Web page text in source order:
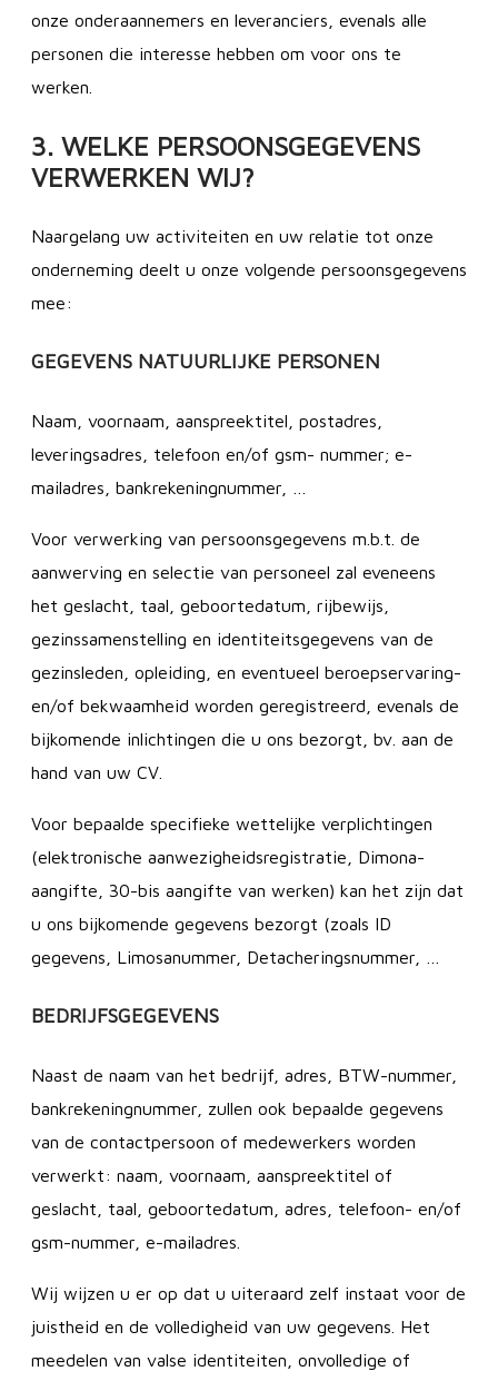
onze onderaannemers en leveranciers, evenals alle
personen die interesse hebben om voor ons te
werken.
3. WELKE PERSOONSGEGEVENS
VERWERKEN WIJ?
Naargelang uw activiteiten en uw relatie tot onze
onderneming deelt u onze volgende persoonsgegevens
mee:
GEGEVENS NATUURLIJKE PERSONEN
Naam, voornaam, aanspreektitel, postadres,
leveringsadres, telefoon en/of gsm- nummer; e-
mailadres, bankrekeningnummer, …
Voor verwerking van persoonsgegevens m.b.t. de
aanwerving en selectie van personeel zal eveneens
het geslacht, taal, geboortedatum, rijbewijs,
gezinssamenstelling en identiteitsgegevens van de
gezinsleden, opleiding, en eventueel beroepservaring-
en/of bekwaamheid worden geregistreerd, evenals de
bijkomende inlichtingen die u ons bezorgt, bv. aan de
hand van uw CV.
Voor bepaalde specifieke wettelijke verplichtingen
(elektronische aanwezigheidsregistratie, Dimona-
aangifte, 30-bis aangifte van werken) kan het zijn dat
u ons bijkomende gegevens bezorgt (zoals ID
gegevens, Limosanummer, Detacheringsnummer, …
BEDRIJFSGEGEVENS
Naast de naam van het bedrijf, adres, BTW-nummer,
bankrekeningnummer, zullen ook bepaalde gegevens
van de contactpersoon of medewerkers worden
verwerkt: naam, voornaam, aanspreektitel of
geslacht, taal, geboortedatum, adres, telefoon- en/of
gsm-nummer, e-mailadres.
Wij wijzen u er op dat u uiteraard zelf instaat voor de
juistheid en de volledigheid van uw gegevens. Het
meedelen van valse identiteiten, onvolledige of